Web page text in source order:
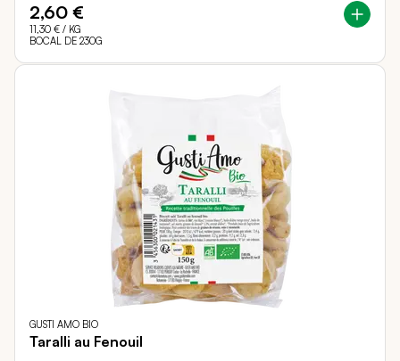
2,60 €
11,30 € / KG
BOCAL DE 230G
GUSTI AMO BIO
Taralli au Fenouil